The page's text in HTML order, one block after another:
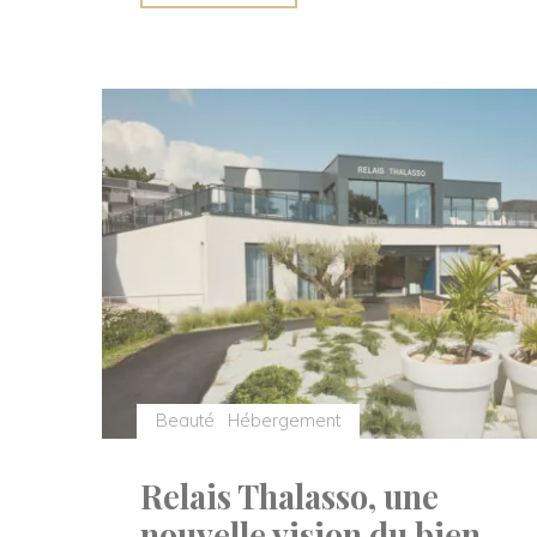
Haussmann"
Beauté
Hébergement
Relais Thalasso, une